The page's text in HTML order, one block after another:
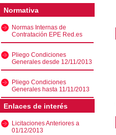
Normativa
Normas Internas de
Contratación EPE Red.es
Pliego Condiciones
Generales desde 12/11/2013
Pliego Condiciones
Generales hasta 11/11/2013
Enlaces de interés
Licitaciones Anteriores a
01/12/2013